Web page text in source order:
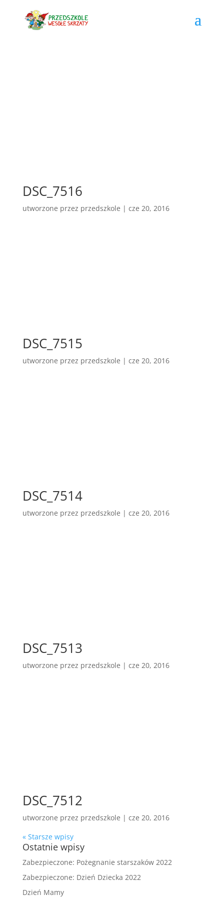
DSC_7516
utworzone przez przedszkole | cze 20, 2016
DSC_7515
utworzone przez przedszkole | cze 20, 2016
DSC_7514
utworzone przez przedszkole | cze 20, 2016
DSC_7513
utworzone przez przedszkole | cze 20, 2016
DSC_7512
utworzone przez przedszkole | cze 20, 2016
« Starsze wpisy
Ostatnie wpisy
Zabezpieczone: Pożegnanie starszaków 2022
Zabezpieczone: Dzień Dziecka 2022
Dzień Mamy